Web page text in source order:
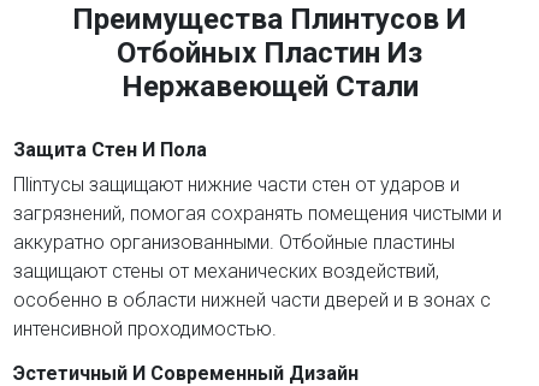
Преимущества Плинтусов И
Отбойных Пластин Из
Нержавеющей Стали
Защита Стен И Пола
Пlinтусы защищают нижние части стен от ударов и
загрязнений, помогая сохранять помещения чистыми и
аккуратно организованными. Отбойные пластины
защищают стены от механических воздействий,
особенно в области нижней части дверей и в зонах с
интенсивной проходимостью.
Эстетичный И Современный Дизайн